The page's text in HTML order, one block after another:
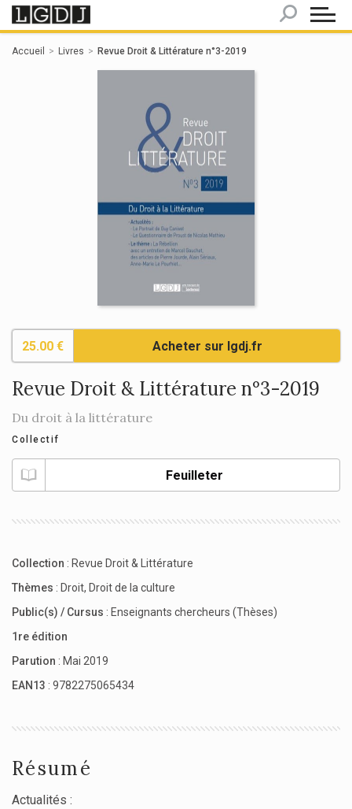
Accueil Livres Revue Droit & Littérature n°3-2019
25.00 € Acheter sur lgdj.fr
Revue Droit & Littérature n°3-2019
Du droit à la littérature
Collectif
Feuilleter
Collection : Revue Droit & Littérature
Thèmes : Droit, Droit de la culture
Public(s) / Cursus : Enseignants chercheurs (Thèses)
1re édition
Parution : Mai 2019
EAN13 : 9782275065434
Résumé
Actualités :
Panneau de gestion des cookies